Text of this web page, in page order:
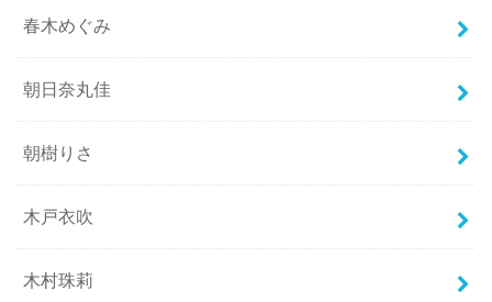
春木めぐみ
朝日奈丸佳
朝樹りさ
木戸衣吹
木村珠莉